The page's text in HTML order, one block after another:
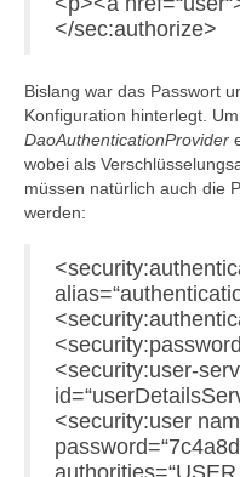
</sec:authorize>
Bislang war das Passwort
Konfiguration hinterlegt.
DaoAuthenticationProvider
wobei als
müssen natürlich auch die
werden:
<security:user-
<security:user